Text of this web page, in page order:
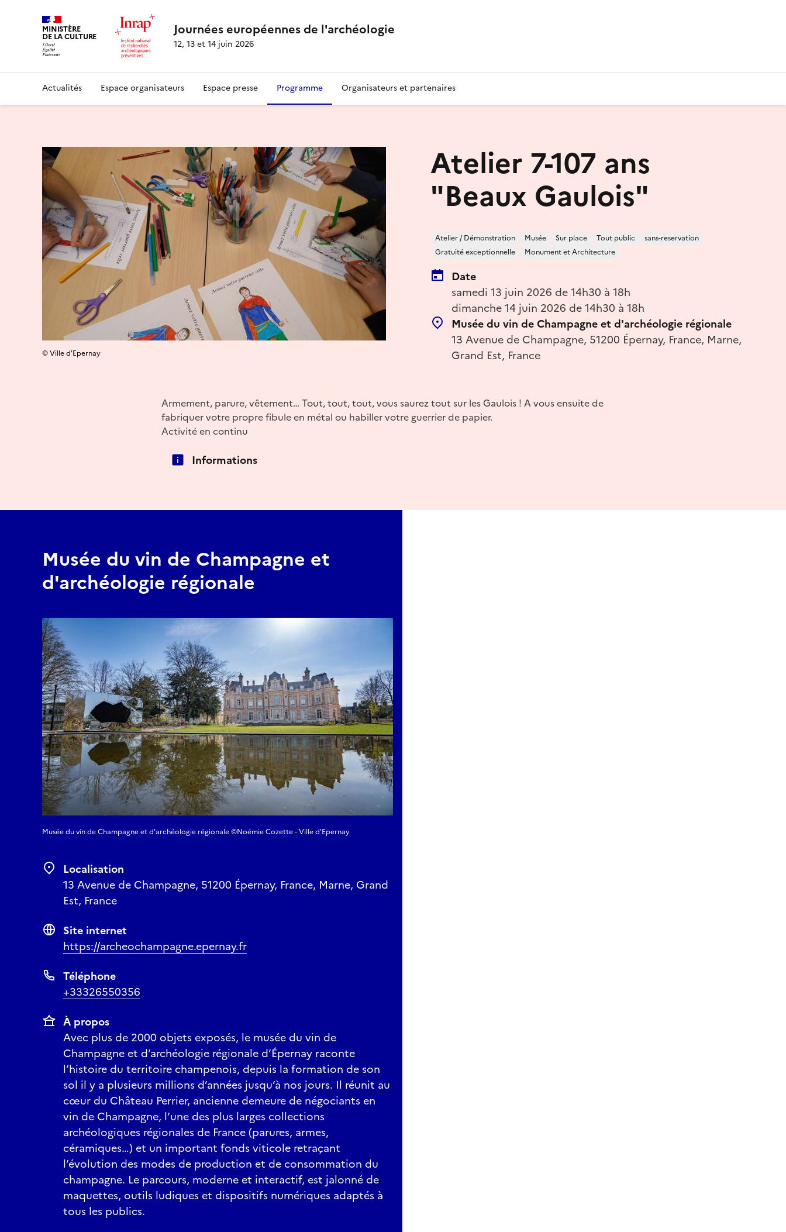
MINISTÈRE
DE LA CULTURE Journées européennes de l'archéologie
12, 13 et 14 juin 2026
Actualités Espace organisateurs Espace presse Programme Organisateurs et partenaires
Atelier 7-107 ans
"Beaux Gaulois"
Atelier / Démonstration Musée Sur place Tout public
sans-reservation
Gratuité exceptionnelle
Monument et Architecture
Date
samedi 13 juin 2026 de 14h30 à 18h
dimanche 14 juin 2026 de 14h30 à 18h
Musée du vin de Champagne et d'archéologie régionale
13 Avenue de Champagne, 51200 Épernay, France, Marne,
Grand Est, France
© Ville d'Epernay
Armement, parure, vêtement… Tout, tout, tout, vous saurez tout sur les Gaulois ! A vous ensuite de
fabriquer votre propre fibule en métal ou habiller votre guerrier de papier.
Activité en continu
Informations
Musée du vin de Champagne et
d'archéologie régionale
Musée du vin de Champagne et d'archéologie régionale ©Noémie Cozette - Ville d'Epernay
Localisation
13 Avenue de Champagne, 51200 Épernay, France, Marne, Grand
Est, France
Site internet
https://archeochampagne.epernay.fr
Téléphone
+33326550356
À propos
Avec plus de 2000 objets exposés, le musée du vin de
Champagne et d’archéologie régionale d’Épernay raconte
l’histoire du territoire champenois, depuis la formation de son
sol il y a plusieurs millions d’années jusqu’à nos jours. Il réunit au
cœur du Château Perrier, ancienne demeure de négociants en
vin de Champagne, l’une des plus larges collections
archéologiques régionales de France (parures, armes,
céramiques…) et un important fonds viticole retraçant
l’évolution des modes de production et de consommation du
champagne. Le parcours, moderne et interactif, est jalonné de
maquettes, outils ludiques et dispositifs numériques adaptés à
tous les publics.